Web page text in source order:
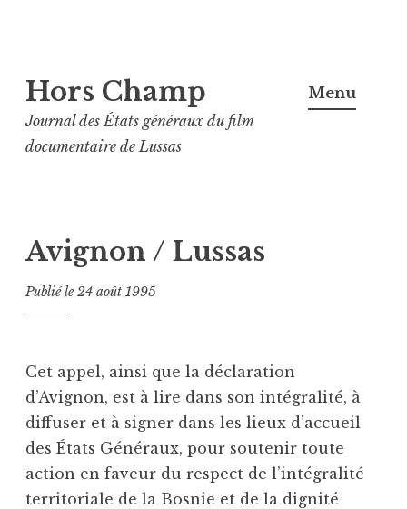
au
contenu
principal
Hors Champ
Journal des États généraux du film
documentaire de Lussas
Menu
Avignon / Lussas
Publié le24 août 1995
Cet appel, ainsi que la déclaration
d’Avignon, est à lire dans son intégralité, à
diffuser et à signer dans les lieux d’accueil
des États Généraux, pour soutenir toute
action en faveur du respect de l’intégralité
territoriale de la Bosnie et de la dignité